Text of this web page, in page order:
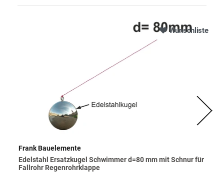
Wunschliste
Frank Bauelemente
Edelstahl Ersatzkugel Schwimmer d=80 mm mit Schnur für
Fallrohr Regenrohrklappe